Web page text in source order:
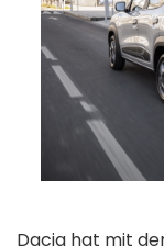
Dacia hat mit